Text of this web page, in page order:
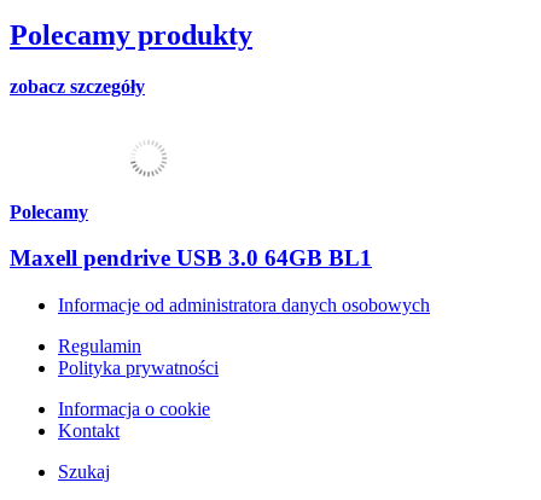
Polecamy produkty
zobacz szczegóły
Polecamy
Maxell pendrive USB 3.0 64GB BL1
Informacje od administratora danych osobowych
Regulamin
Polityka prywatności
Informacja o cookie
Kontakt
Szukaj